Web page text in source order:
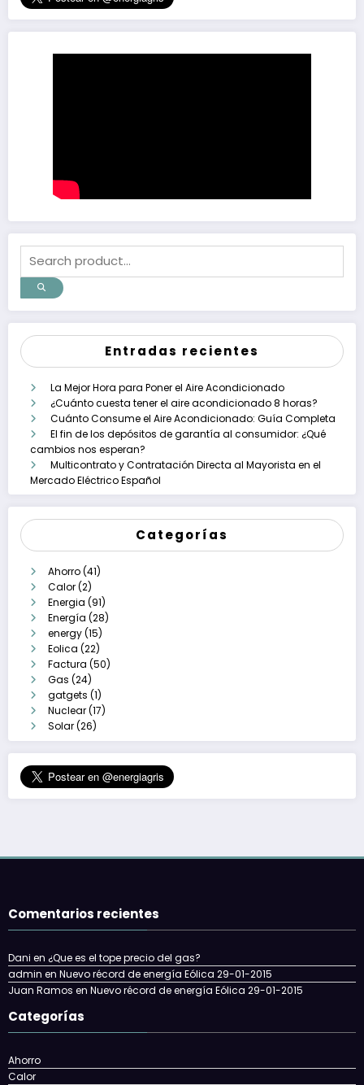
Entradas recientes
La Mejor Hora para Poner el Aire Acondicionado
¿Cuánto cuesta tener el aire acondicionado 8 horas?
Cuánto Consume el Aire Acondicionado: Guía Completa
El fin de los depósitos de garantía al consumidor: ¿Qué
cambios nos esperan?
Multicontrato y Contratación Directa al Mayorista en el
Mercado Eléctrico Español
Categorías
Ahorro(41)
Calor(2)
Energia (91)
Energía (28)
energy(15)
Eolica (22)
Factura (50)
Gas (24)
gatgets (1)
Nuclear(17)
Solar(26)
Comentarios recientes
Dani en ¿Que es el tope precio del gas?
admin en Nuevo récord de energía Eólica 29-01-2015
Juan Ramos en Nuevo récord de energía Eólica 29-01-2015
Categorías
Ahorro
Calor